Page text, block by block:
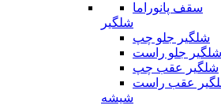
سقف پانوراما
شلگیر
شلگیر جلو چپ
شلگیر جلو راست
شلگیر عقب چپ
عقب راست
شیشه